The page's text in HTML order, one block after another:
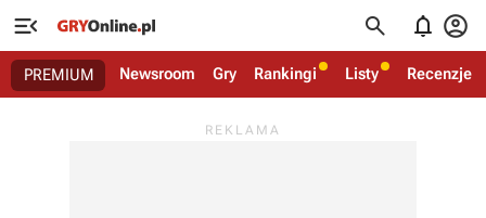
   
PREMIUM Newsroom Gry Rankingi Listy Recenzje